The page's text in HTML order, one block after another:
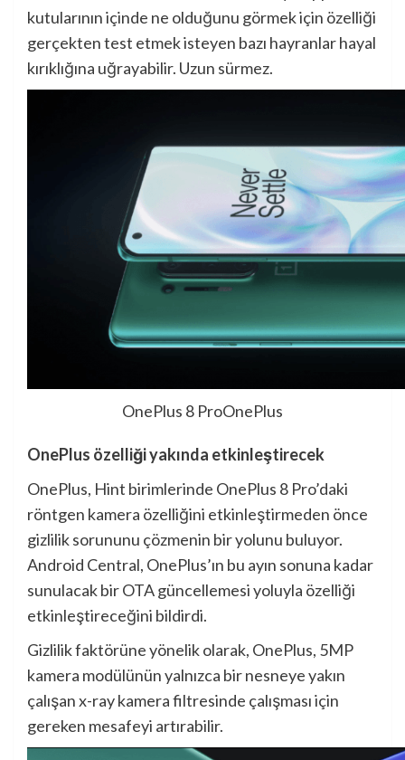
kutularının içinde ne olduğunu görmek için özelliği
gerçekten test etmek isteyen bazı hayranlar hayal
kırıklığına uğrayabilir. Uzun sürmez.
OnePlus 8 ProOnePlus
OnePlus özelliği yakında etkinleştirecek
OnePlus, Hint birimlerinde OnePlus 8 Pro’daki
röntgen kamera özelliğini etkinleştirmeden önce
gizlilik sorununu çözmenin bir yolunu buluyor.
Android Central, OnePlus’ın bu ayın sonuna kadar
sunulacak bir OTA güncellemesi yoluyla özelliği
etkinleştireceğini bildirdi.
Gizlilik faktörüne yönelik olarak, OnePlus, 5MP
kamera modülünün yalnızca bir nesneye yakın
çalışan x-ray kamera filtresinde çalışması için
gereken mesafeyi artırabilir.